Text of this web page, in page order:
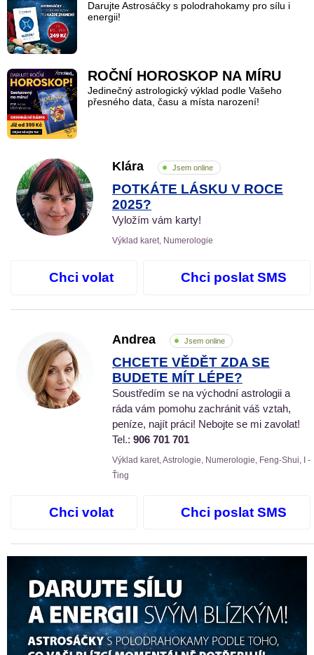
Darujte Astrosáčky s polodrahokamy pro sílu i
energii!
ROČNÍ HOROSKOP NA MÍRU
Jedinečný astrologický výklad podle Vašeho
přesného data, času a místa narození!
Klára Jsem online
POTKÁTE LÁSKU V ROCE
2025?
Vyložím vám karty!
Výklad karet, Numerologie
Chci volat Chci poslat SMS
Andrea Jsem online
CHCETE VĚDĚT ZDA SE
BUDETE MÍT LÉPE?
Soustředím se na východní astrologii a
ráda vám pomohu zachránit váš vztah,
peníze, najít práci! Nebojte se mi zavolat!
Tel.: 906 701 701
Výklad karet, Astrologie, Numerologie, Feng-Shui, I -
Ťing
Chci volat Chci poslat SMS